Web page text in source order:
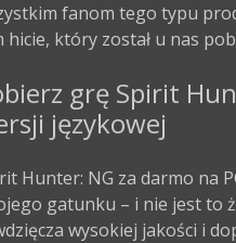
fanom tego typu
hicie, który został u nas
grę Spirit
językowej
Hunter: NG za darmo na
gatunku – i nie jest to
wysokiej jakości i